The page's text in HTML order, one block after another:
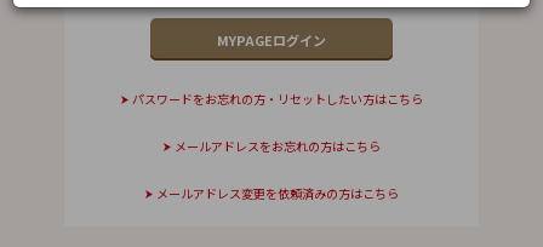
パスワードをお忘れの方・リセットしたい方はこちら
メールアドレスをお忘れの方はこちら
メールアドレス変更を依頼済みの方はこちら